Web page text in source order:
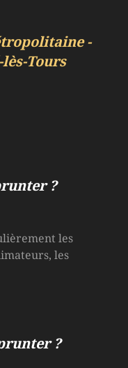
-
Tours
?
les
les
?